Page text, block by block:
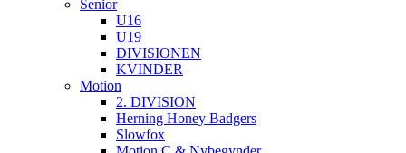
Senior
U16
U19
DIVISIONEN
KVINDER
Motion
2. DIVISION
Herning Honey Badgers
Slowfox